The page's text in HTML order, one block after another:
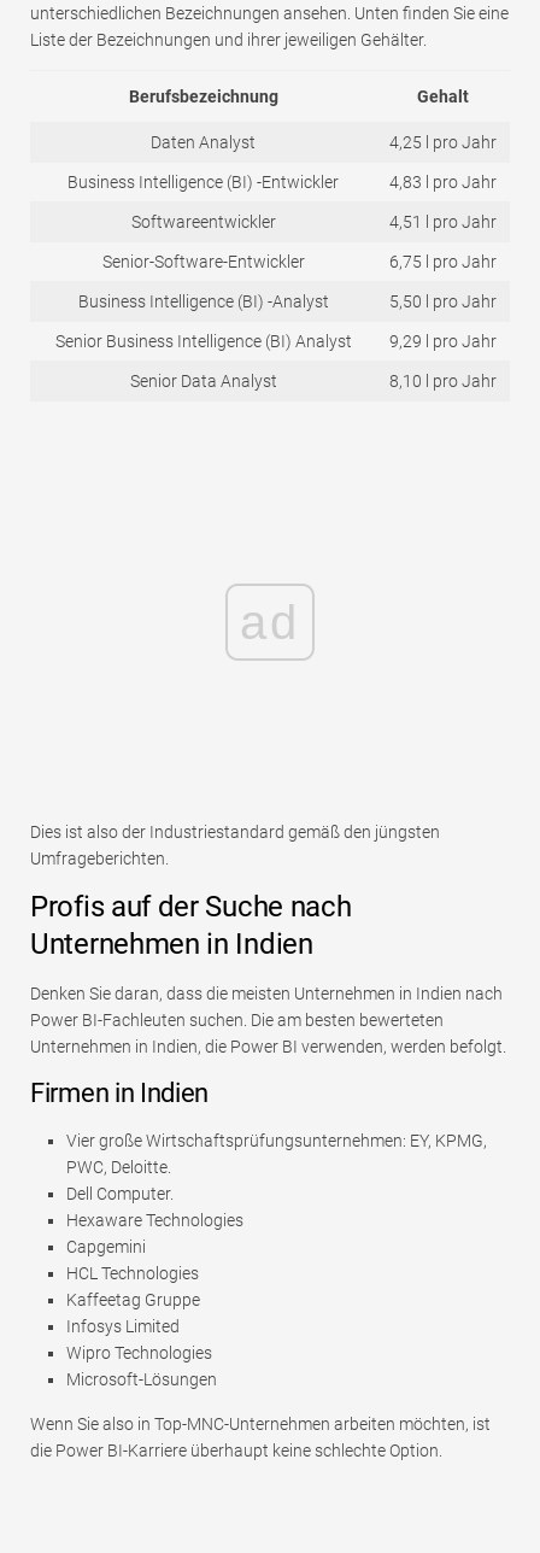
unterschiedlichen Bezeichnungen ansehen. Unten finden Sie eine
Liste der Bezeichnungen und ihrer jeweiligen Gehälter.
Berufsbezeichnung Gehalt
Daten Analyst 4,25 l pro Jahr
Business Intelligence (BI) -Entwickler 4,83 l pro Jahr
Softwareentwickler 4,51 l pro Jahr
Senior-Software-Entwickler 6,75 l pro Jahr
Business Intelligence (BI) -Analyst 5,50 l pro Jahr
Senior Business Intelligence (BI) Analyst 9,29 l pro Jahr
Senior Data Analyst 8,10 l pro Jahr
ad
Dies ist also der Industriestandard gemäß den jüngsten
Umfrageberichten.
Profis auf der Suche nach
Unternehmen in Indien
Denken Sie daran, dass die meisten Unternehmen in Indien nach
Power BI-Fachleuten suchen. Die am besten bewerteten
Unternehmen in Indien, die Power BI verwenden, werden befolgt.
Firmen in Indien
Vier große Wirtschaftsprüfungsunternehmen: EY, KPMG,
PWC, Deloitte.
Dell Computer.
Hexaware Technologies
Capgemini
HCL Technologies
Kaffeetag Gruppe
Infosys Limited
Wipro Technologies
Microsoft-Lösungen
Wenn Sie also in Top-MNC-Unternehmen arbeiten möchten, ist
die Power BI-Karriere überhaupt keine schlechte Option.